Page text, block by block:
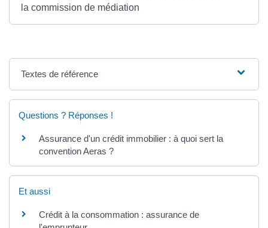
la commission de médiation
Textes de référence
Questions ? Réponses !
Assurance d'un crédit immobilier : à quoi sert la
convention Aeras ?
Et aussi
Crédit à la consommation : assurance de